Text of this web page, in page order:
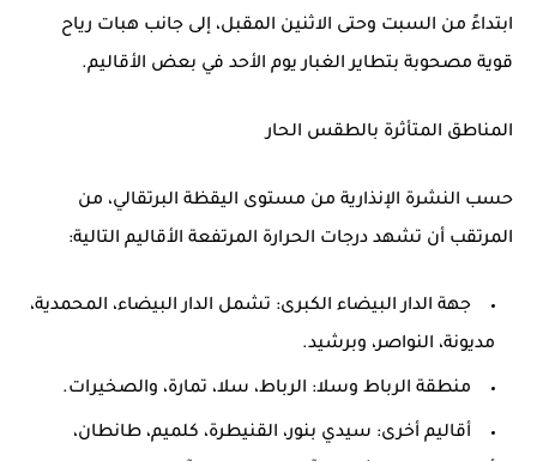
ابتداءً من السبت وحتى الاثنين المقبل، إلى جانب هبات رياح
قوية مصحوبة بتطاير الغبار يوم الأحد في بعض الأقاليم.
المناطق المتأثرة بالطقس الحار
حسب النشرة الإنذارية من مستوى اليقظة البرتقالي، من
المرتقب أن تشهد درجات الحرارة المرتفعة الأقاليم التالية:
جهة الدار البيضاء الكبرى: تشمل الدار البيضاء، المحمدية،
مديونة، النواصر، وبرشيد.
منطقة الرباط وسلا: الرباط، سلا، تمارة، والصخيرات.
أقاليم أخرى: سيدي بنور، القنيطرة، كلميم، طانطان،